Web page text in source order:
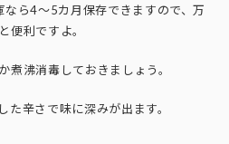
ら4～5カ月保存できますので、万
便利ですよ。
沸消毒しておきましょう。
た辛さで味に深みが出ます。